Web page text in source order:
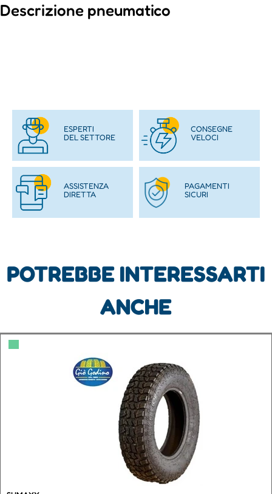
Descrizione pneumatico
ESPERTI
DEL SETTORE
CONSEGNE
VELOCI
ASSISTENZA
DIRETTA
PAGAMENTI
SICURI
POTREBBE INTERESSARTI
ANCHE
▀